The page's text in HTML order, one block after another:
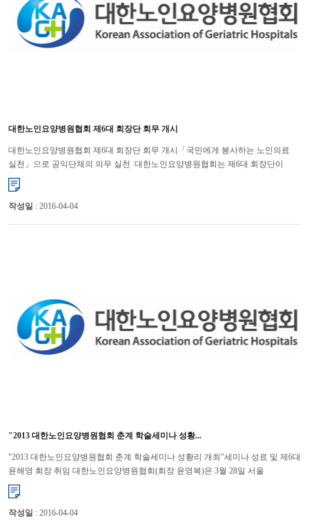
대한노인요양병원협회 제6대 회장단 회무 개시
대한노인요양병원협회 제6대 회장단 회무 개시「국민에게 봉사하는 노인의료
실천」으로 공익단체의 의무 실천 대한노인요양병원협회는 제6대 회장단이
회무를 개시하면서 새로운 모습으로 탈바꿈 할 준비를 하고 있...
작성일 : 2016-04-04
"2013 대한노인요양병원협회 춘계 학술세미나 성황...
"2013 대한노인요양병원협회 춘계 학술세미나 성황리 개최"세미나 성료 및 제6대
윤해영 회장 취임 대한노인요양병원협회(회장 윤영복)은 3월 28일 서울
백범기념관에서 “2013 춘계 학술세미나”를 개최...
작성일 : 2016-04-04